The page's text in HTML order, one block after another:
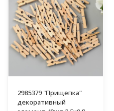
2985379 "Прищепка"
декоративный